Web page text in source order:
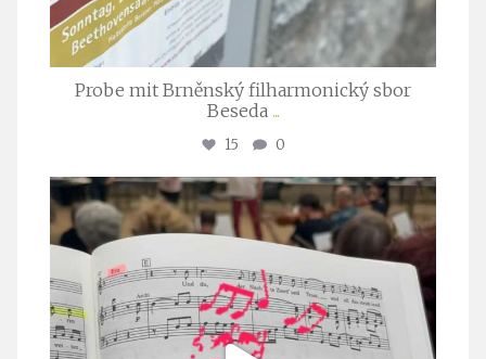
Probe mit Brněnský filharmonický sbor
Beseda ...
15 0
stuttgarter_oratorienchor
Juli 23